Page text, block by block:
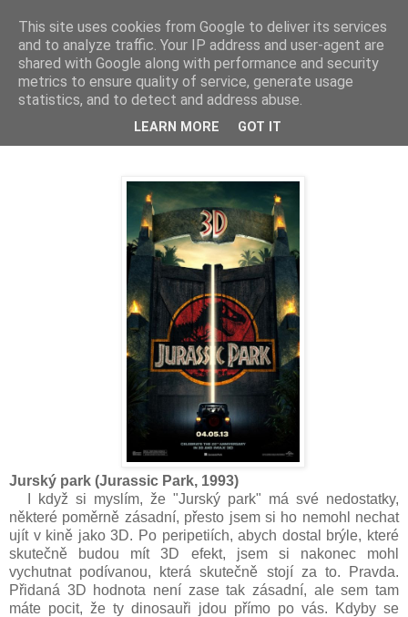
Deník milovníka filmů
pondělí 15. dubna 2013
Jurský park (1993) - 80 %
Jurský park (Jurassic Park, 1993)
I když si myslím, že "Jurský park" má své nedostatky,
některé poměrně zásadní, přesto jsem si ho nemohl nechat
ujít v kině jako 3D. Po peripetiích, abych dostal brýle, které
skutečně budou mít 3D efekt, jsem si nakonec mohl
vychutnat podívanou, která skutečně stojí za to. Pravda.
Přidaná 3D hodnota není zase tak zásadní, ale sem tam
máte pocit, že ty dinosauři jdou přímo po vás. Kdyby se
This site uses cookies from Google to deliver its services
and to analyze traffic. Your IP address and user-agent are
shared with Google along with performance and security
metrics to ensure quality of service, generate usage
statistics, and to detect and address abuse.
LEARN MORE GOT IT